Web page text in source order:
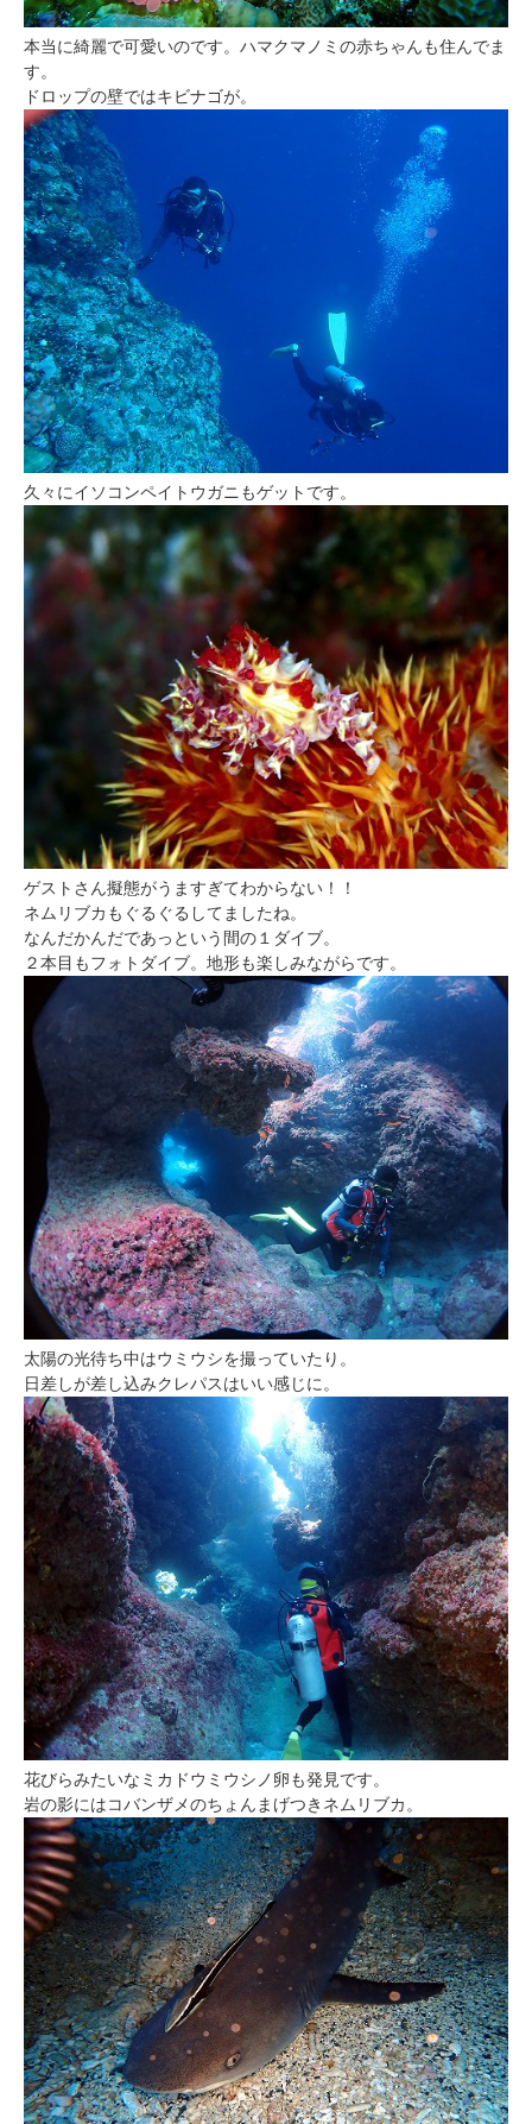
本当に綺麗で可愛いのです。ハマクマノミの赤ちゃんも住んでま
す。
ドロップの壁ではキビナゴが。
久々にイソコンペイトウガニもゲットです。
ゲストさん擬態がうますぎてわからない！！
ネムリブカもぐるぐるしてましたね。
なんだかんだであっという間の１ダイブ。
２本目もフォトダイブ。地形も楽しみながらです。
太陽の光待ち中はウミウシを撮っていたり。
日差しが差し込みクレパスはいい感じに。
花びらみたいなミカドウミウシノ卵も発見です。
岩の影にはコバンザメのちょんまげつきネムリブカ。